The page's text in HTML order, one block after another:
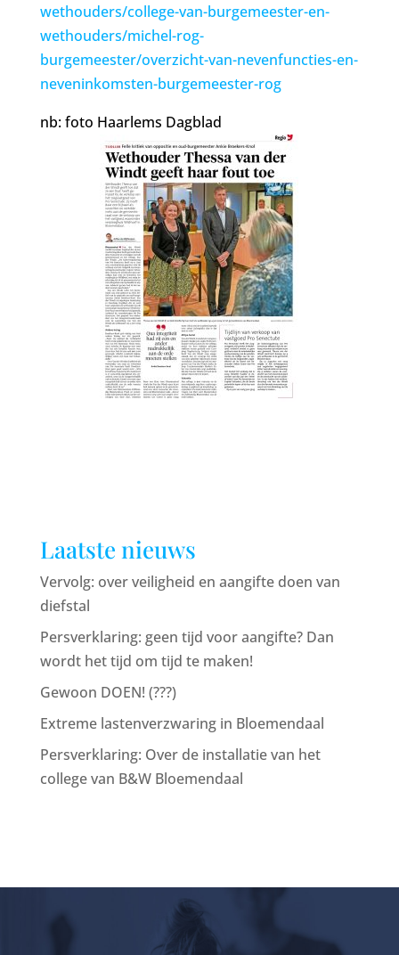
wethouders/college-van-burgemeester-en-
wethouders/michel-rog-
burgemeester/overzicht-van-nevenfuncties-en-
neveninkomsten-burgemeester-rog
nb: foto Haarlems Dagblad
Laatste nieuws
Vervolg: over veiligheid en aangifte doen van
diefstal
Persverklaring: geen tijd voor aangifte? Dan
wordt het tijd om tijd te maken!
Gewoon DOEN! (???)
Extreme lastenverzwaring in Bloemendaal
Persverklaring: Over de installatie van het
college van B&W Bloemendaal